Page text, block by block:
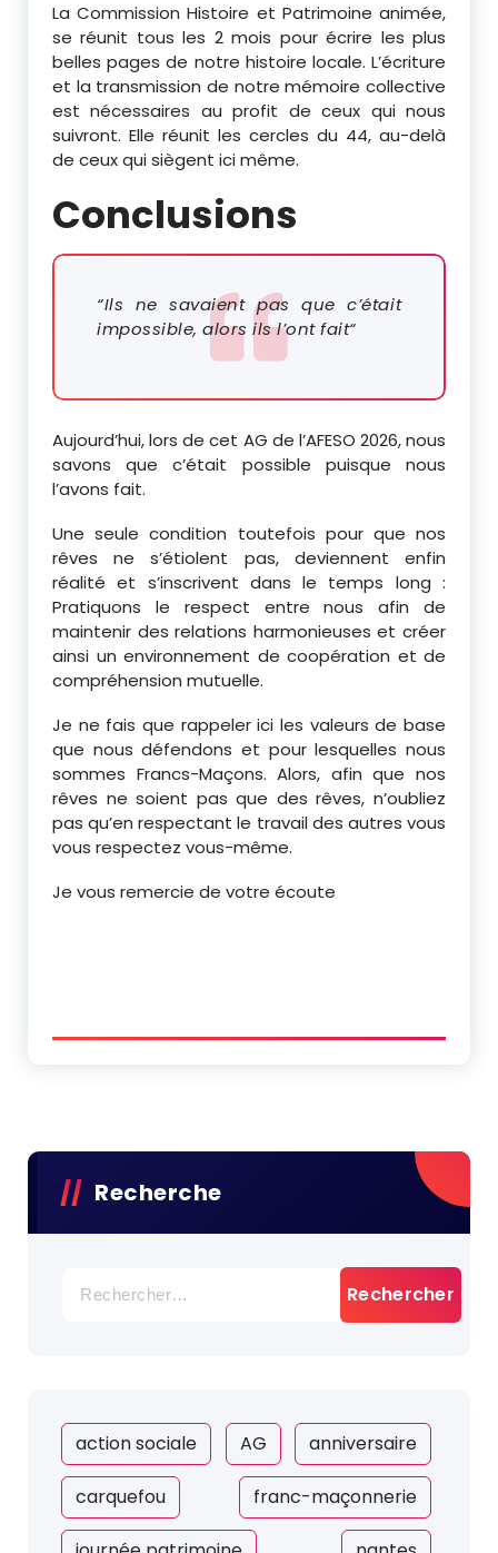
La Commission Histoire et Patrimoine animée,
se réunit tous les 2 mois pour écrire les plus
belles pages de notre histoire locale. L’écriture
et la transmission de notre mémoire collective
est nécessaires au profit de ceux qui nous
suivront. Elle réunit les cercles du 44, au-delà
de ceux qui siègent ici même.
Conclusions
“Ils ne savaient pas que c’était
impossible, alors ils l’ont fait“
Aujourd’hui, lors de cet AG de l’AFESO 2026, nous
savons que c’était possible puisque nous
l’avons fait.
Une seule condition toutefois pour que nos
rêves ne s’étiolent pas, deviennent enfin
réalité et s’inscrivent dans le temps long :
Pratiquons le respect entre nous afin de
maintenir des relations harmonieuses et créer
ainsi un environnement de coopération et de
compréhension mutuelle.
Je ne fais que rappeler ici les valeurs de base
que nous défendons et pour lesquelles nous
sommes Francs-Maçons. Alors, afin que nos
rêves ne soient pas que des rêves, n’oubliez
pas qu’en respectant le travail des autres vous
vous respectez vous-même.
Je vous remercie de votre écoute
Recherche
action sociale AG anniversaire
carquefou franc-maçonnerie